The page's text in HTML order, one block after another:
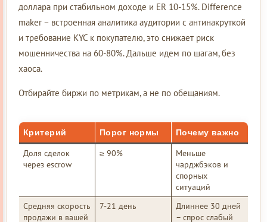
доллара при стабильном доходе и ER 10-15%. Difference
maker – встроенная аналитика аудитории с антинакруткой
и требование KYC к покупателю, это снижает риск
мошенничества на 60-80%. Дальше идем по шагам, без
хаоса.
Отбирайте биржи по метрикам, а не по обещаниям.
Критерий Порог нормы Почему важно
Доля сделок
через escrow
≥ 90%
Меньше
чарджбэков и
спорных
ситуаций
Средняя скорость
продажи в вашей
7-21 день
Длиннее 30 дней
– спрос слабый